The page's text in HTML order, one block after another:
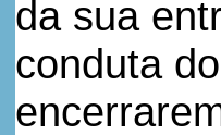
da sua
conduta